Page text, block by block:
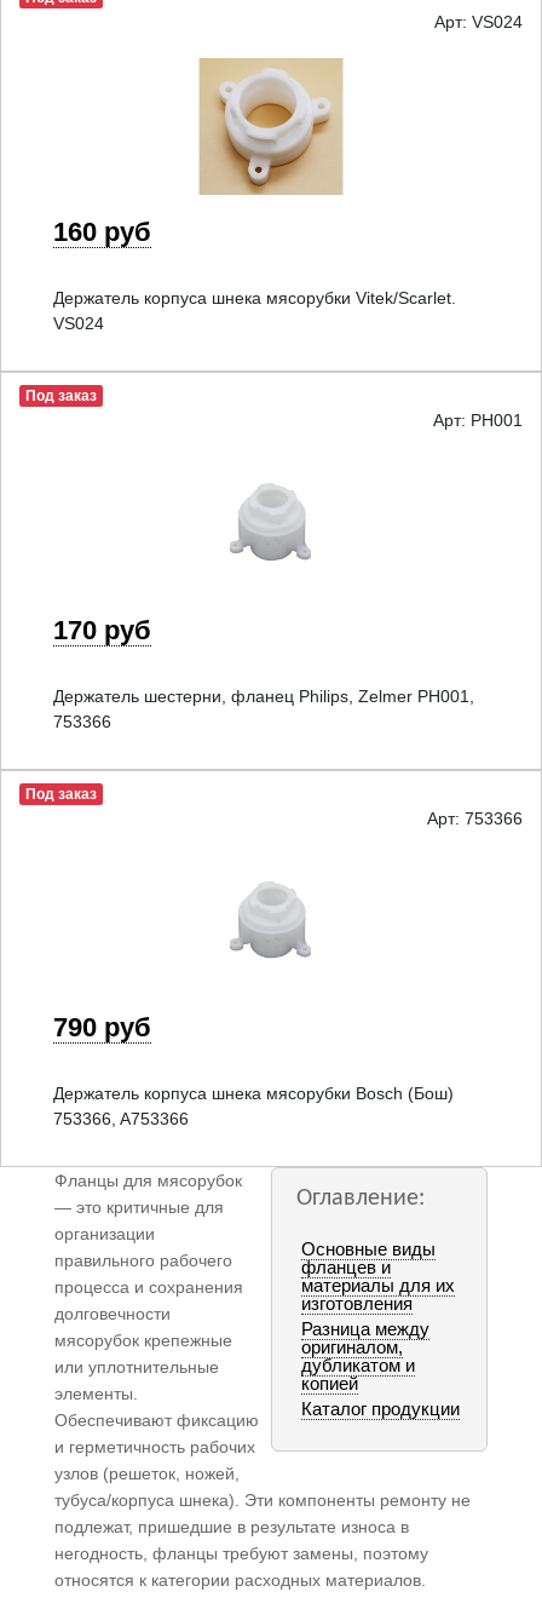
Арт: VS024
160 руб
Держатель корпуса шнека мясорубки Vitek/Scarlet.
VS024
Под заказ
Арт: PH001
170 руб
Держатель шестерни, фланец Philips, Zelmer PH001,
753366
Под заказ
Арт: 753366
790 руб
Держатель корпуса шнека мясорубки Bosch (Бош)
753366, A753366
Оглавление:
Основные виды
фланцев и
материалы для их
изготовления
Разница между
оригиналом,
дубликатом и
копией
Каталог продукции
Фланцы для мясорубок
— это критичные для
организации
правильного рабочего
процесса и сохранения
долговечности
мясорубок крепежные
или уплотнительные
элементы.
Обеспечивают фиксацию
и герметичность рабочих
узлов (решеток, ножей,
тубуса/корпуса шнека). Эти компоненты ремонту не
подлежат, пришедшие в результате износа в
негодность, фланцы требуют замены, поэтому
относятся к категории расходных материалов.